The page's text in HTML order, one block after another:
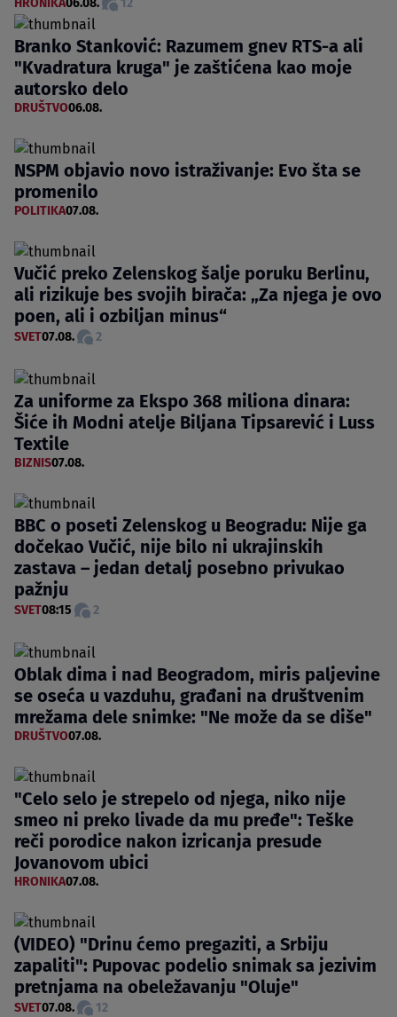
Branko Stanković: Razumem gnev RTS-a ali
"Kvadratura kruga" je zaštićena kao moje
autorsko delo
DRUŠTVO06.08.
NSPM objavio novo istraživanje: Evo šta se
promenilo
POLITIKA07.08.
Vučić preko Zelenskog šalje poruku Berlinu,
ali rizikuje bes svojih birača: „Za njega je ovo
poen, ali i ozbiljan minus“
SVET07.08. 2
Za uniforme za Ekspo 368 miliona dinara:
Šiće ih Modni atelje Biljana Tipsarević i Luss
Textile
BIZNIS07.08.
BBC o poseti Zelenskog u Beogradu: Nije ga
dočekao Vučić, nije bilo ni ukrajinskih
zastava – jedan detalj posebno privukao
pažnju
SVET08:15 2
Oblak dima i nad Beogradom, miris paljevine
se oseća u vazduhu, građani na društvenim
mrežama dele snimke: "Ne može da se diše"
DRUŠTVO07.08.
"Celo selo je strepelo od njega, niko nije
smeo ni preko livade da mu pređe": Teške
reči porodice nakon izricanja presude
Jovanovom ubici
HRONIKA07.08.
(VIDEO) "Drinu ćemo pregaziti, a Srbiju
zapaliti": Pupovac podelio snimak sa jezivim
pretnjama na obeležavanju "Oluje"
SVET07.08. 12